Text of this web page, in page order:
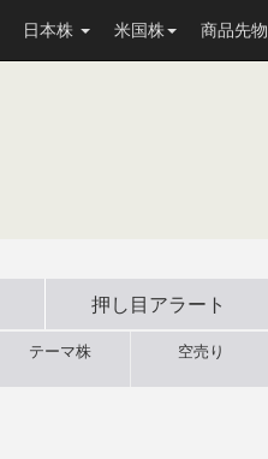
日本株 米国株 商品先物
押し目 アラート
テーマ株 空売り